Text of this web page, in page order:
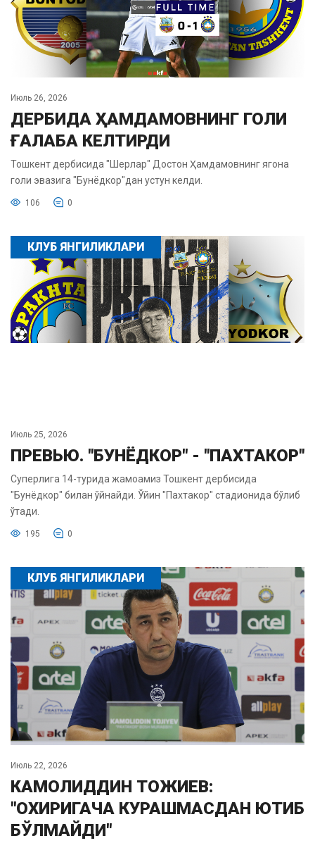
Июль 26, 2026
ДЕРБИДА ҲАМДАМОВНИНГ ГОЛИ
ҒАЛАБА КЕЛТИРДИ
Тошкент дербисида "Шерлар" Достон Ҳамдамовнинг ягона
голи эвазига "Бунёдкор"дан устун келди.
106 0
КЛУБ ЯНГИЛИКЛАРИ
Июль 25, 2026
ПРЕВЬЮ. "БУНЁДКОР" - "ПАХТАКОР"
Суперлига 14-турида жамоамиз Тошкент дербисида
"Бунёдкор" билан ўйнайди. Ўйин "Пахтакор" стадионида бўлиб
ўтади.
195 0
КЛУБ ЯНГИЛИКЛАРИ
Июль 22, 2026
КАМОЛИДДИН ТОЖИЕВ:
"ОХИРИГАЧА КУРАШМАСДАН ЮТИБ
БЎЛМАЙДИ"